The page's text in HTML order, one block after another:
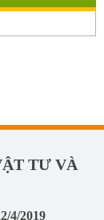
TƯ VÀ
4/2019